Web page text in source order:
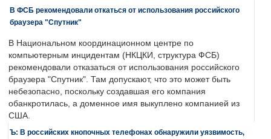
В ФСБ рекомендовали откаться от использования российского
браузера "Спутник"
В Национальном координационном центре по
компьютерным инцидентам (НКЦКИ, структура ФСБ)
рекомендовали отказаться от использования российского
браузера "Спутник". Там допускают, что это может быть
небезопасно, поскольку создавшая его компания
обанкротилась, а доменное имя выкуплено компанией из
США.
Ъ: В российских кнопочных телефонах обнаружили уязвимость,